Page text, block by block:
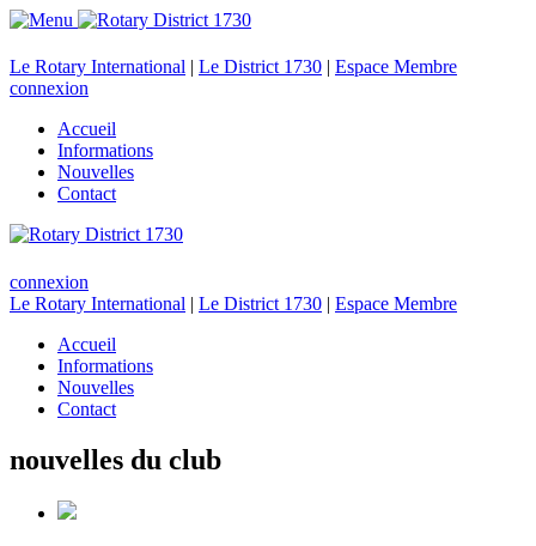
Le Rotary International | Le District 1730 | Espace Membre
connexion
Accueil
Informations
Nouvelles
Contact
connexion
Le Rotary International | Le District 1730 | Espace Membre
Accueil
Informations
Nouvelles
Contact
nouvelles du club